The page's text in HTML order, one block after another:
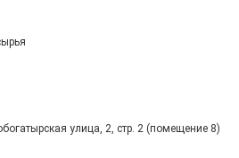
улица, 2, стр. 2 (помещение 8)